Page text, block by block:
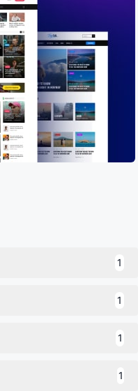
1
1
1
1